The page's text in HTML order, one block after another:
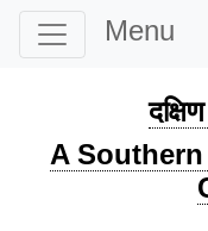
Menu
A